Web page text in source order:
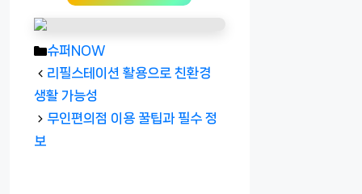
카
테
고
리
슈퍼NOW
리필스테이션 활용으로 친환경
생활 가능성
무인편의점 이용 꿀팁과 필수 정
보